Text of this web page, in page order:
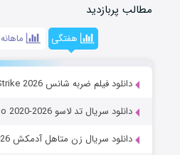
مطالب پربازدید
هفتگی ماهانه
دانلود فیلم ضربه شانس Lucky Strike 2026
دانلود سریال تد لاسو Ted Lasso 2020-2026
دانلود سریال زن متاهل آدمکش A Bona Fide Killer 2026